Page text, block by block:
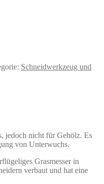
Schneidwerkzeug und
jedoch nicht für Gehölz. Es
von Unterwuchs.
Grasmesser in
verbaut und hat eine